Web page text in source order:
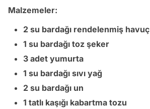
Malzemeler:
2 su bardağı rendelenmiş havuç
1 su bardağı toz şeker
3 adet yumurta
1 su bardağı sıvı yağ
2 su bardağı un
1 tatlı kaşığı kabartma tozu